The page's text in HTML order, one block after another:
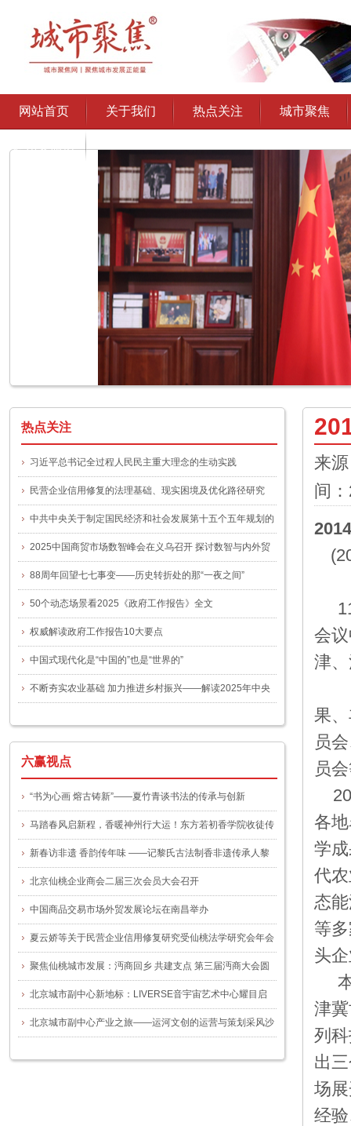
网站首页 关于我们 热点关注 城市聚焦
来
间
11
会
津
果
员
员
各
学
代
态
等
头
津
列
出
场
经
热点关注
习近平总书记全过程人民民主重大理念的生动实践
民营企业信用修复的法理基础、现实困境及优化路径研究
中共中央关于制定国民经济和社会发展第十五个五年规划的
建议
2025中国商贸市场数智峰会在义乌召开 探讨数智与内外贸
融合新路径
88周年回望七七事变——历史转折处的那“一夜之间”
50个动态场景看2025《政府工作报告》全文
权威解读政府工作报告10大要点
中国式现代化是“中国的”也是“世界的”
不断夯实农业基础 加力推进乡村振兴——解读2025年中央
六赢视点
“书为心画 熔古铸新”——夏竹青谈书法的传承与创新
马踏春风启新程，香暖神州行大运！东方若初香学院收徒传
艺仪式圆满举办
新春访非遗 香韵传年味 ——记黎氏古法制香非遗传承人黎
晓玲
北京仙桃企业商会二届三次会员大会召开
中国商品交易市场外贸发展论坛在南昌举办
夏云娇等关于民营企业信用修复研究受仙桃法学研究会年会
关注
聚焦仙桃城市发展：沔商回乡 共建支点 第三届沔商大会圆
满举行
北京城市副中心新地标：LIVERSE音宇宙艺术中心耀目启
幕，谭咏麟“宠粉专场”揭幕首演
北京城市副中心产业之旅——运河文创的运营与策划采风沙